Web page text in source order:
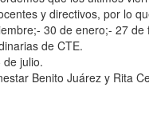
y directivos, por lo
30 de enero;- 27
de CTE.
de julio.
Benito Juárez y Rita